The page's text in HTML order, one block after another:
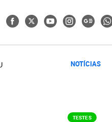
NOTÍCIAS
TESTES